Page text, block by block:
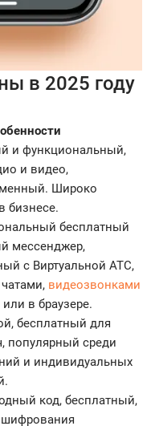
в 2025 году
и функциональный,
и видео,
Широко
бизнесе.
бесплатный
мессенджер,
с Виртуальной АТС,
видеозвонками
в браузере.
бесплатный для
популярный среди
и индивидуальных
код, бесплатный,